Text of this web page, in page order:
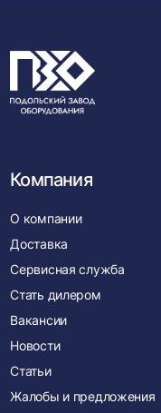
Компания
О компании
Доставка
Сервисная служба
Стать дилером
Вакансии
Новости
Статьи
Жалобы и предложения